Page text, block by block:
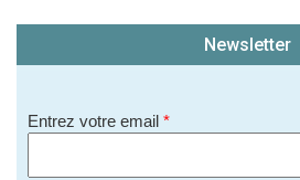
Newsletter
Entrez votre email *